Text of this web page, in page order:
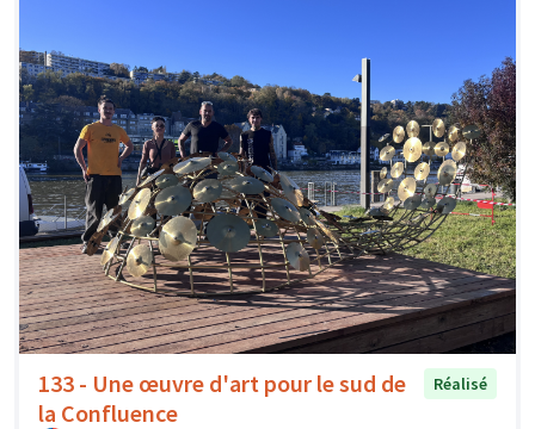
133 - Une œuvre d'art pour le sud de
la Confluence
Réalisé